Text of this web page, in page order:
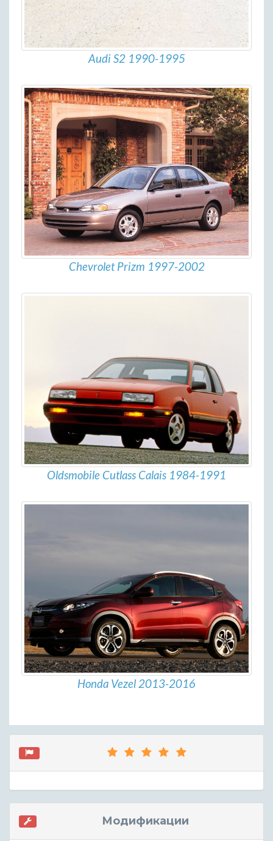
Audi S2 1990-1995
Chevrolet Prizm 1997-2002
Oldsmobile Cutlass Calais 1984-1991
Honda Vezel 2013-2016
Модификации